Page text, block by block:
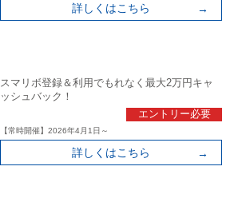
詳しくはこちら
スマリボ登録＆利用でもれなく最大2万円キャ
ッシュバック！
エントリー必要
【常時開催】2026年4月1日～
詳しくはこちら